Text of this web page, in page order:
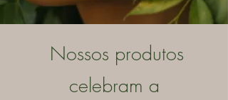
Nossos produtos
celebram a